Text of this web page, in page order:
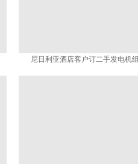
尼日利亚酒店客户订二手发电机